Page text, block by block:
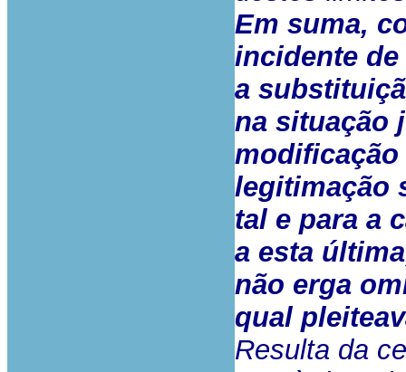
Em suma,
incidente
a
na situação
legitimação
tal e para a
a esta
não erga
qual
Resulta da